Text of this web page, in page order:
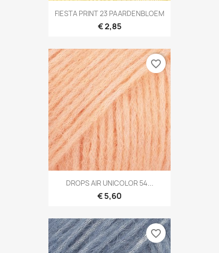
FIESTA PRINT 23 PAARDENBLOEM
€ 2,85
DROPS AIR UNICOLOR 54...
€ 5,60
favorite_border
favorite_border